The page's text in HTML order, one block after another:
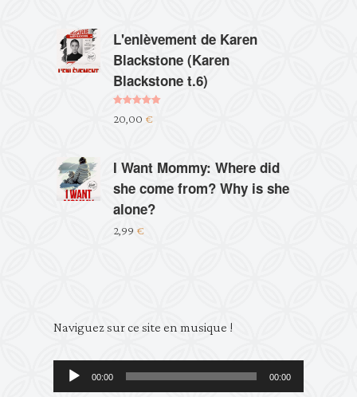
L'enlèvement de Karen
Blackstone (Karen
Blackstone t.6)
sur 5
20,00 €
I Want Mommy: Where did
she come from? Why is she
alone?
2,99 €
Naviguez sur ce site en musique !
00:00 00:00